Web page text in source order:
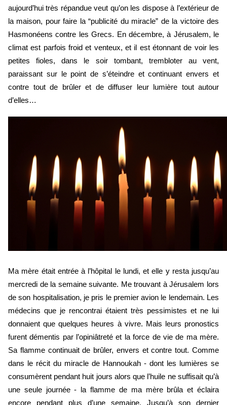
aujourd’hui très répandue veut qu’on les dispose à l’extérieur de
la maison, pour faire la “publicité du miracle” de la victoire des
Hasmonéens contre les Grecs. En décembre, à Jérusalem, le
climat est parfois froid et venteux, et il est étonnant de voir les
petites fioles, dans le soir tombant, trembloter au vent,
paraissant sur le point de s’éteindre et continuant envers et
contre tout de brûler et de diffuser leur lumière tout autour
d’elles…
Ma mère était entrée à l’hôpital le lundi, et elle y resta jusqu’au
mercredi de la semaine suivante. Me trouvant à Jérusalem lors
de son hospitalisation, je pris le premier avion le lendemain. Les
médecins que je rencontrai étaient très pessimistes et ne lui
donnaient que quelques heures à vivre. Mais leurs pronostics
furent démentis par l’opiniâtreté et la force de vie de ma mère.
Sa flamme continuait de brûler, envers et contre tout. Comme
dans le récit du miracle de Hannoukah - dont les lumières se
consumèrent pendant huit jours alors que l’huile ne suffisait qu’à
une seule journée - la flamme de ma mère brûla et éclaira
encore pendant plus d’une semaine. Jusqu’à son dernier